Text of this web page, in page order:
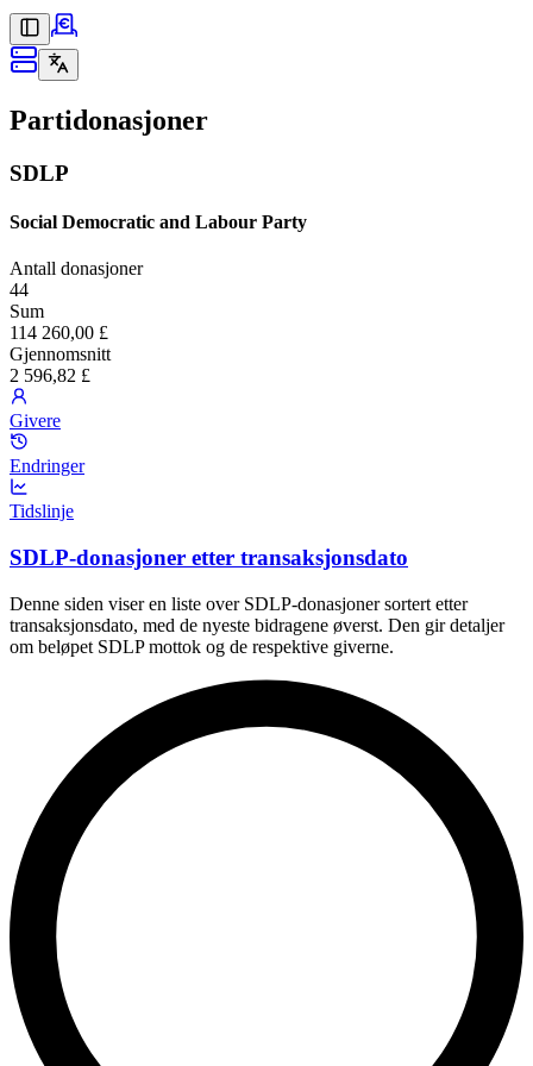
Partidonasjoner
SDLP
Social Democratic and Labour Party
Antall donasjoner
44
Sum
114 260,00 £
Gjennomsnitt
2 596,82 £
Givere
Endringer
Tidslinje
SDLP-donasjoner etter transaksjonsdato
Denne siden viser en liste over SDLP-donasjoner sortert etter
transaksjonsdato, med de nyeste bidragene øverst. Den gir detaljer
om beløpet SDLP mottok og de respektive giverne.